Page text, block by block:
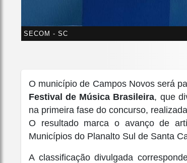
SECOM - SC
O município de Campos Novos será
Festival de Música Brasileira, que
na primeira fase do concurso,
O resultado marca o avanço de
Municípios do Planalto Sul de Santa
A classificação divulgada